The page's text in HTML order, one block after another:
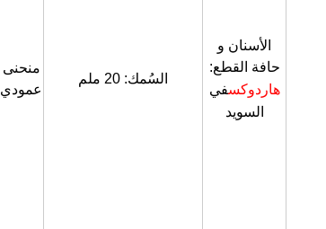
الأسنان و
حافة القطع:
هاردوكسفي
السويد
السُمك: 20 ملم
منحنى
عمودي